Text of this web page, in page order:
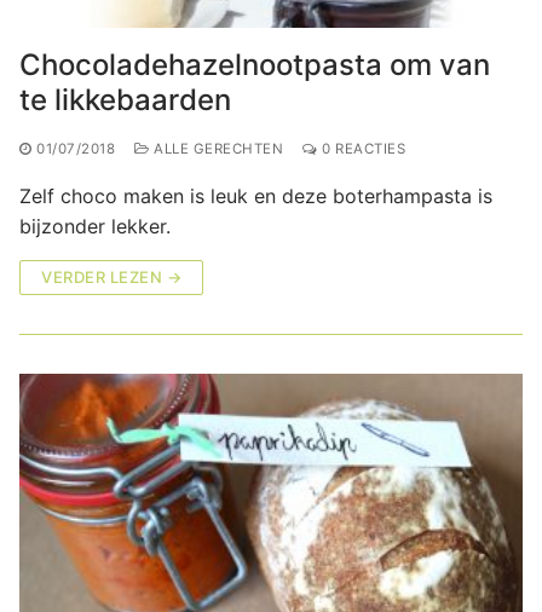
Chocoladehazelnootpasta om van
te likkebaarden
01/07/2018 ALLE GERECHTEN 0 REACTIES
Zelf choco maken is leuk en deze boterhampasta is
bijzonder lekker.
VERDER LEZEN →